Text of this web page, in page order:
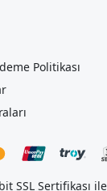
Politikası
SSL Sertifikası